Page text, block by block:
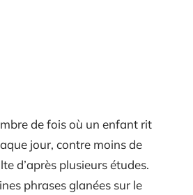
de fois où un enfant rit
jour, contre moins de
d’après plusieurs études.
phrases glanées sur le